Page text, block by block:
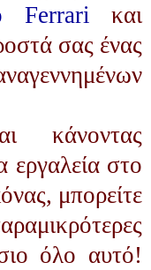
Ferrari και
σας ένας
κάνοντας
εργαλεία στο
μπορείτε
όλο αυτό!